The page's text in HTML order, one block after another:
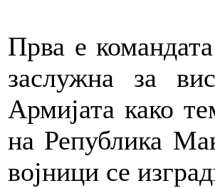
Прва е
заслужна за
Армијата како
на Република
војници се